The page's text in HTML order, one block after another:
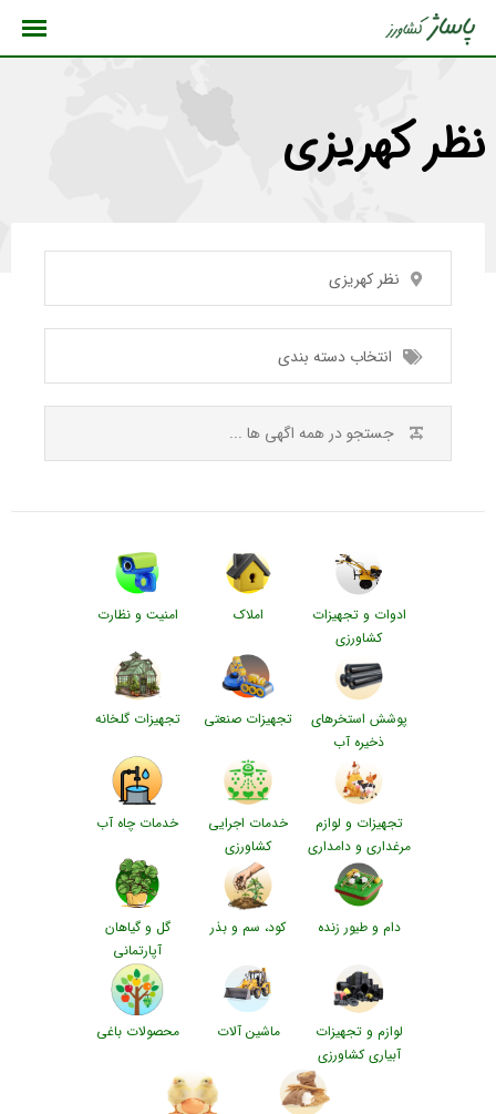
نظر کهریزی
نظر کهریزی
انتخاب دسته بندی
ادوات و تجهیزات
کشاورزی
املاک امنیت و نظارت
پوشش استخرهای
ذخیره آب
تجهیزات صنعتی تجهیزات گلخانه
تجهیزات و لوازم
مرغداری و دامداری
خدمات اجرایی
کشاورزی
خدمات چاه آب
دام و طیور زنده کود، سم و بذر
گل و گیاهان
آپارتمانی
لوازم و تجهیزات
آبیاری کشاورزی
ماشین آلات محصولات باغی